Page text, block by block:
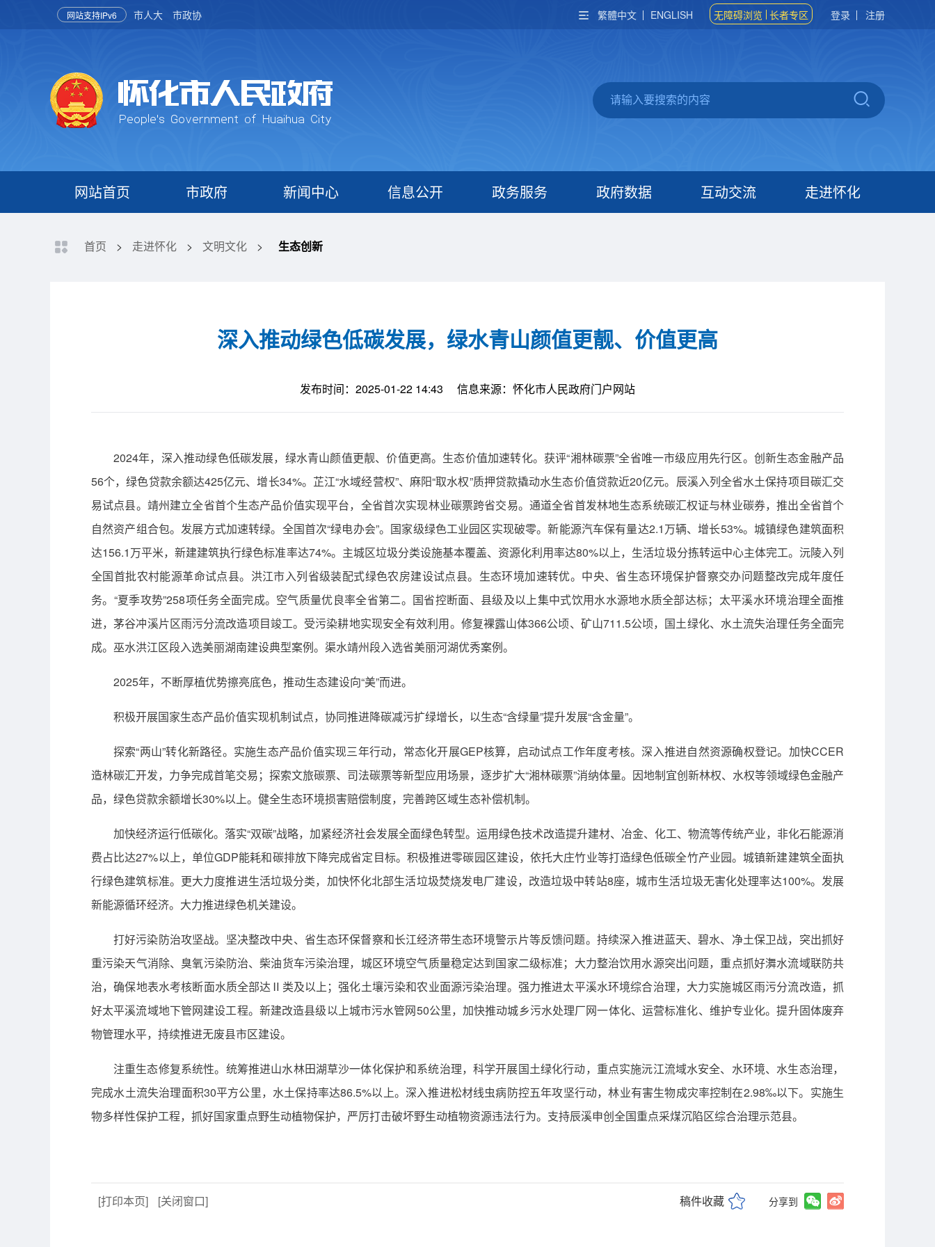
网站支持IPv6 市人大 市政协 繁體中文 ENGLISH 无障碍浏览 长者专区 登录 注册
网站首页 市政府 新闻中心 信息公开 政务服务 政府数据 互动交流 走进怀化
首页 > 走进怀化 > 文明文化 > 生态创新
深入推动绿色低碳发展，绿水青山颜值更靓、价值更高
发布时间：2025-01-22 14:43 信息来源：怀化市人民政府门户网站
2024年，深入推动绿色低碳发展，绿水青山颜值更靓、价值更高。生态价值加速转化。获评“湘林碳票”全省唯一市级应用先行区。创新生态金融产品
56个，绿色贷款余额达425亿元、增长34%。芷江“水域经营权”、麻阳“取水权”质押贷款撬动水生态价值贷款近20亿元。辰溪入列全省水土保持项目碳汇交
易试点县。靖州建立全省首个生态产品价值实现平台，全省首次实现林业碳票跨省交易。通道全省首发林地生态系统碳汇权证与林业碳券，推出全省首个
自然资产组合包。发展方式加速转绿。全国首次“绿电办会”。国家级绿色工业园区实现破零。新能源汽车保有量达2.1万辆、增长53%。城镇绿色建筑面积
达156.1万平米，新建建筑执行绿色标准率达74%。主城区垃圾分类设施基本覆盖、资源化利用率达80%以上，生活垃圾分拣转运中心主体完工。沅陵入列
全国首批农村能源革命试点县。洪江市入列省级装配式绿色农房建设试点县。生态环境加速转优。中央、省生态环境保护督察交办问题整改完成年度任
务。“夏季攻势”258项任务全面完成。空气质量优良率全省第二。国省控断面、县级及以上集中式饮用水水源地水质全部达标；太平溪水环境治理全面推
进，茅谷冲溪片区雨污分流改造项目竣工。受污染耕地实现安全有效利用。修复裸露山体366公顷、矿山711.5公顷，国土绿化、水土流失治理任务全面完
成。巫水洪江区段入选美丽湖南建设典型案例。渠水靖州段入选省美丽河湖优秀案例。
2025年，不断厚植优势擦亮底色，推动生态建设向“美”而进。
积极开展国家生态产品价值实现机制试点，协同推进降碳减污扩绿增长，以生态“含绿量”提升发展“含金量”。
探索“两山”转化新路径。实施生态产品价值实现三年行动，常态化开展GEP核算，启动试点工作年度考核。深入推进自然资源确权登记。加快CCER
造林碳汇开发，力争完成首笔交易；探索文旅碳票、司法碳票等新型应用场景，逐步扩大“湘林碳票”消纳体量。因地制宜创新林权、水权等领域绿色金融产
品，绿色贷款余额增长30%以上。健全生态环境损害赔偿制度，完善跨区域生态补偿机制。
加快经济运行低碳化。落实“双碳”战略，加紧经济社会发展全面绿色转型。运用绿色技术改造提升建材、冶金、化工、物流等传统产业，非化石能源消
费占比达27%以上，单位GDP能耗和碳排放下降完成省定目标。积极推进零碳园区建设，依托大庄竹业等打造绿色低碳全竹产业园。城镇新建建筑全面执
行绿色建筑标准。更大力度推进生活垃圾分类，加快怀化北部生活垃圾焚烧发电厂建设，改造垃圾中转站8座，城市生活垃圾无害化处理率达100%。发展
新能源循环经济。大力推进绿色机关建设。
打好污染防治攻坚战。坚决整改中央、省生态环保督察和长江经济带生态环境警示片等反馈问题。持续深入推进蓝天、碧水、净土保卫战，突出抓好
重污染天气消除、臭氧污染防治、柴油货车污染治理，城区环境空气质量稳定达到国家二级标准；大力整治饮用水源突出问题，重点抓好㵲水流域联防共
治，确保地表水考核断面水质全部达Ⅱ类及以上；强化土壤污染和农业面源污染治理。强力推进太平溪水环境综合治理，大力实施城区雨污分流改造，抓
好太平溪流域地下管网建设工程。新建改造县级以上城市污水管网50公里，加快推动城乡污水处理厂网一体化、运营标准化、维护专业化。提升固体废弃
物管理水平，持续推进无废县市区建设。
注重生态修复系统性。统筹推进山水林田湖草沙一体化保护和系统治理，科学开展国土绿化行动，重点实施沅江流域水安全、水环境、水生态治理，
完成水土流失治理面积30平方公里，水土保持率达86.5%以上。深入推进松材线虫病防控五年攻坚行动，林业有害生物成灾率控制在2.98‰以下。实施生
物多样性保护工程，抓好国家重点野生动植物保护，严厉打击破坏野生动植物资源违法行为。支持辰溪申创全国重点采煤沉陷区综合治理示范县。
[打印本页] [关闭窗口] 稿件收藏 分享到